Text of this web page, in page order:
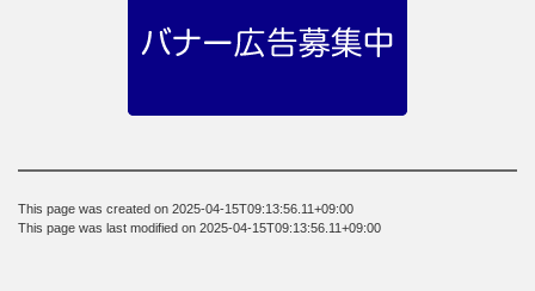
This page was created on 2025-04-15T09:13:56.11+09:00
This page was last modified on 2025-04-15T09:13:56.11+09:00